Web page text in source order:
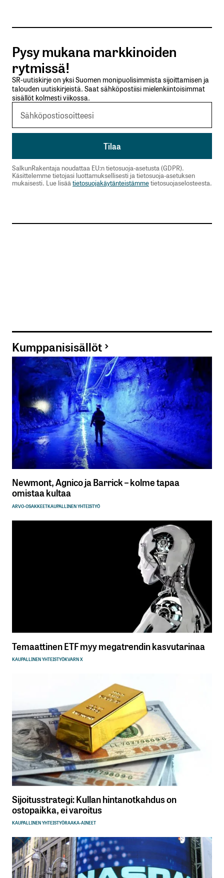
Tilaa SalkunRakentajan uutiskirje
Lähetä kommentti
Pysy mukana markkinoiden
rytmissä!
SR-uutiskirje on yksi Suomen monipuolisimmista sijoittamisen ja
talouden uutiskirjeistä. Saat sähköpostiisi mielenkiintoisimmat
sisällöt kolmesti viikossa.
SalkunRakentaja noudattaa EU:n tietosuoja-asetusta (GDPR).
Käsittelemme tietojasi luottamuksellisesti ja tietosuoja-asetuksen
mukaisesti. Lue lisää tietosuojakäytänteistämmetietosuojaselosteesta.
Kumppanisisällöt
Newmont, Agnico ja Barrick – kolme tapaa
omistaa kultaa
ARVO-OSAKKEETKAUPALLINEN YHTEISTYÖ
Temaattinen ETF myy megatrendin kasvutarinaa
KAUPALLINEN YHTEISTYÖKVARN X
Sijoitusstrategi: Kullan hintanotkahdus on
ostopaikka, ei varoitus
KAUPALLINEN YHTEISTYÖRAAKA-AINEET